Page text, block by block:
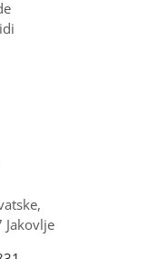
Jakovlje